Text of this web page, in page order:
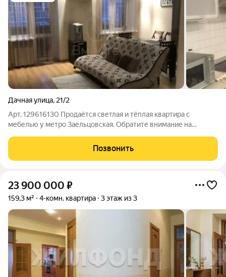
Дачная улица, 21/2
Арт. 129616130 Продаётся светлая и тёплая квартира с
мебелью у метро Заельцовская. Обратите внимание на
как для себя", заходи и живи. Дом кирпичный, 2005 года
постройки; квартира расположена на
Позвонить
23 900 000 ₽
159,3 м² 4-комн. квартира 3 этаж из 3